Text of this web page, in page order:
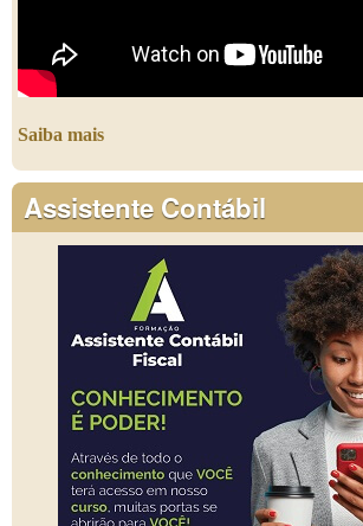
Saiba mais
Assistente Contábil